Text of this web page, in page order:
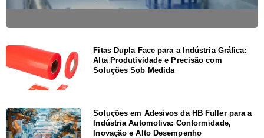
Fitas Dupla Face para a Indústria Gráfica:
Alta Produtividade e Precisão com
Soluções Sob Medida
Soluções em Adesivos da HB Fuller para a
Indústria Automotiva: Conformidade,
Inovação e Alto Desempenho